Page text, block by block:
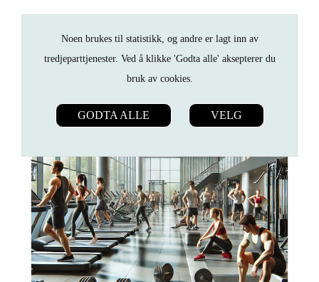
ANNONSØRINNHOLD FRA ALFACARE.NO
Noen brukes til statistikk, og andre er lagt inn av
tredjeparttjenester. Ved å klikke 'Godta alle' aksepterer du
bruk av cookies.
GODTA ALLE VELG